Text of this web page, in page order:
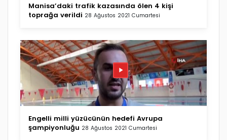
Manisa’daki trafik kazasında ölen 4 kişi
toprağa verildi 28 Ağustos 2021 Cumartesi
Engelli milli yüzücünün hedefi Avrupa
şampiyonluğu 28 Ağustos 2021 Cumartesi